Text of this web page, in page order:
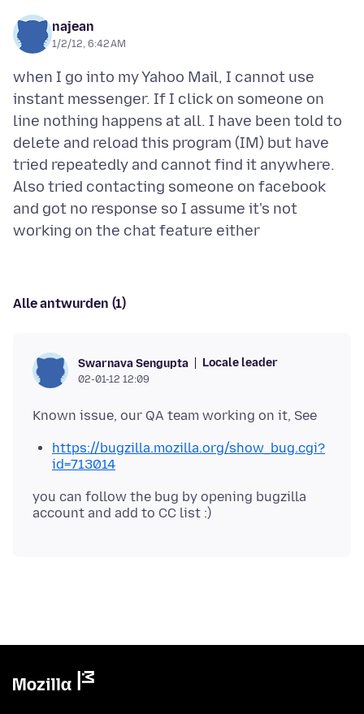
najean
1/2/12, 6:42 AM
when I go into my Yahoo Mail, I cannot use
instant messenger. If I click on someone on
line nothing happens at all. I have been told to
delete and reload this program (IM) but have
tried repeatedly and cannot find it anywhere.
Also tried contacting someone on facebook
and got no response so I assume it's not
Alle antwurden (1)
Swarnava Sengupta Locale leader
02-01-12 12:09
https://bugzilla.mozilla.org/show_bug.cgi?
id=713014
you can follow the bug by opening bugzilla